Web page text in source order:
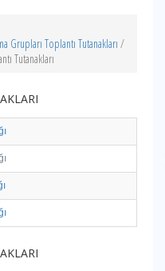
Grupları Toplantı Tutanakları /
Tutanakları